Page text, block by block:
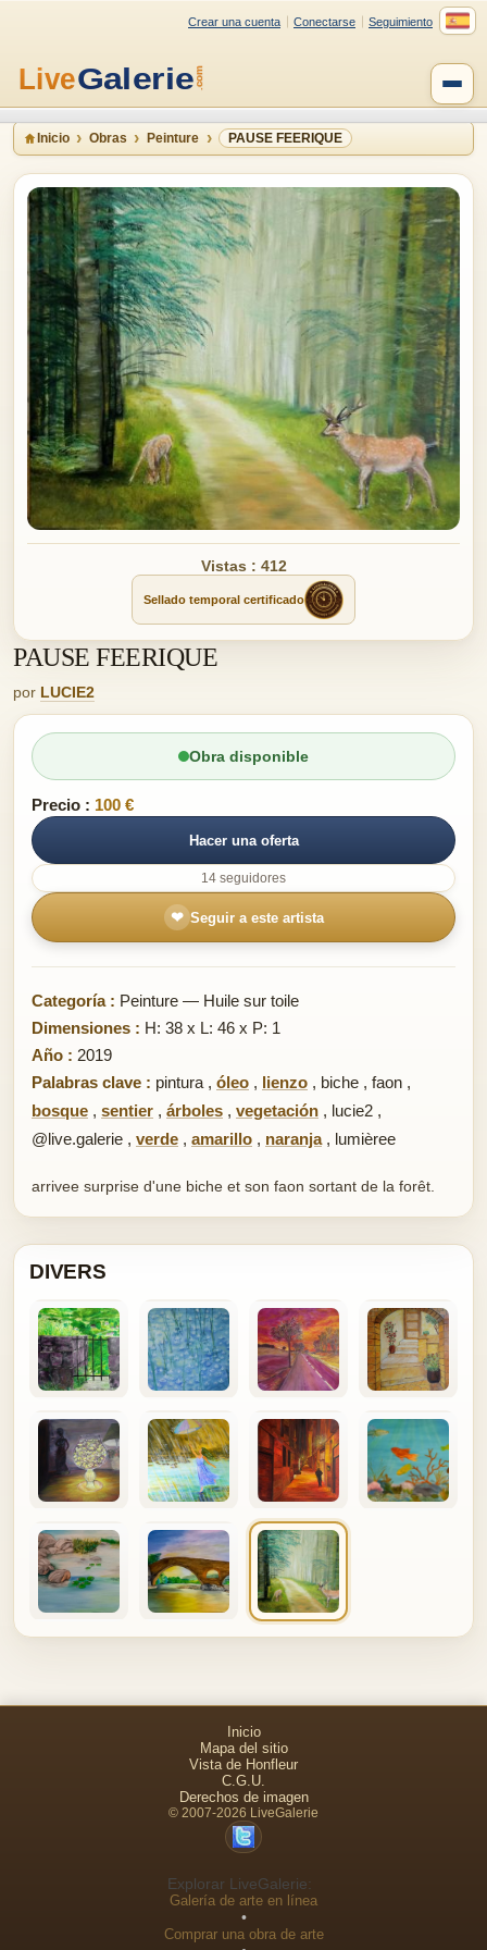
Crear una cuenta Conectarse Seguimiento
Inicio Obras Peinture PAUSE FEERIQUE
Vistas : 412
Sellado temporal certificado
PAUSE FEERIQUE
por LUCIE2
Obra disponible
Precio : 100 €
Hacer una oferta
14 seguidores
❤ Seguir a este artista
Categoría : Peinture — Huile sur toile
Dimensiones : H: 38 x L: 46 x P: 1
Año : 2019
Palabras clave : pintura , óleo , lienzo , biche , faon ,
bosque , sentier , árboles , vegetación , lucie2 ,
@live.galerie , verde , amarillo , naranja, lumièree
arrivee surprise d'une biche et son faon sortant de la forêt.
DIVERS
Inicio
Mapa del sitio
Vista de Honfleur
C.G.U.
Derechos de imagen
© 2007-2026 LiveGalerie
Explorar LiveGalerie:
Galería de arte en línea
•
Comprar una obra de arte